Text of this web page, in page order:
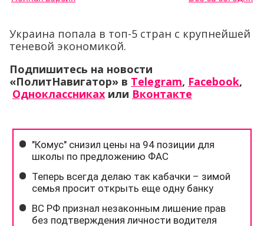
Украина попала в топ-5 стран с крупнейшей
теневой экономикой.
Подпишитесь на новости
«ПолитНавигатор» в Telegram, Facebook,
Одноклассниках или Вконтакте